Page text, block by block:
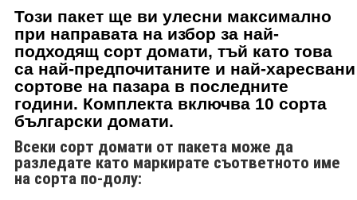
Този пакет ще ви улесни максимално
при направата на избор за най-
подходящ сорт домати, тъй като това
са най-предпочитаните и най-харесвани
сортове на пазара в последните
години. Комплекта включва 10 сорта
български домати.
Всеки сорт домати от пакета може да
разледате като маркирате съответното име
на сорта по-долу: